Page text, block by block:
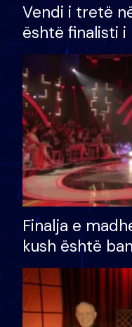
Vendi i tretë
është finalisti
Finalja e
kush është
shtëpinë dhe
të fituar